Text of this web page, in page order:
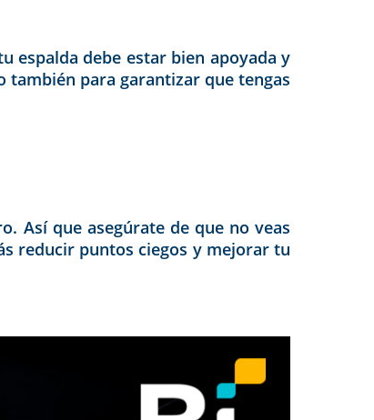
espalda debe estar bien apoyada y
también para garantizar que tengas
Así que asegúrate de que no veas
reducir puntos ciegos y mejorar tu